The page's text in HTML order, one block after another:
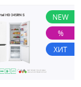
NEW
%
ХИТ